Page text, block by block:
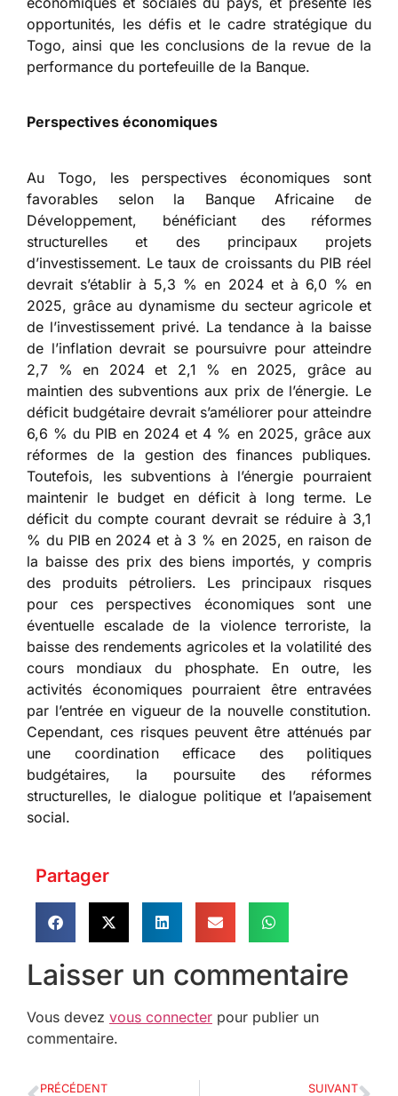
opportunités, les défis et le cadre stratégique du
Togo, ainsi que les conclusions de la revue de la
performance du portefeuille de la Banque.
Perspectives économiques
Au Togo, les perspectives économiques sont
favorables selon la Banque Africaine de
Développement, bénéficiant des réformes
structurelles et des principaux projets
d’investissement. Le taux de croissants du PIB réel
devrait s’établir à 5,3 % en 2024 et à 6,0 % en
2025, grâce au dynamisme du secteur agricole et
de l’investissement privé. La tendance à la baisse
de l’inflation devrait se poursuivre pour atteindre
2,7 % en 2024 et 2,1 % en 2025, grâce au
maintien des subventions aux prix de l’énergie. Le
déficit budgétaire devrait s’améliorer pour atteindre
6,6 % du PIB en 2024 et 4 % en 2025, grâce aux
réformes de la gestion des finances publiques.
Toutefois, les subventions à l’énergie pourraient
maintenir le budget en déficit à long terme. Le
déficit du compte courant devrait se réduire à 3,1
% du PIB en 2024 et à 3 % en 2025, en raison de
la baisse des prix des biens importés, y compris
des produits pétroliers. Les principaux risques
pour ces perspectives économiques sont une
éventuelle escalade de la violence terroriste, la
baisse des rendements agricoles et la volatilité des
cours mondiaux du phosphate. En outre, les
activités économiques pourraient être entravées
par l’entrée en vigueur de la nouvelle constitution.
Cependant, ces risques peuvent être atténués par
une coordination efficace des politiques
budgétaires, la poursuite des réformes
structurelles, le dialogue politique et l’apaisement
social.
Partager
Laisser un commentaire
Vous devez vous connecter pour publier un
commentaire.
PRÉCÉDENT SUIVANT